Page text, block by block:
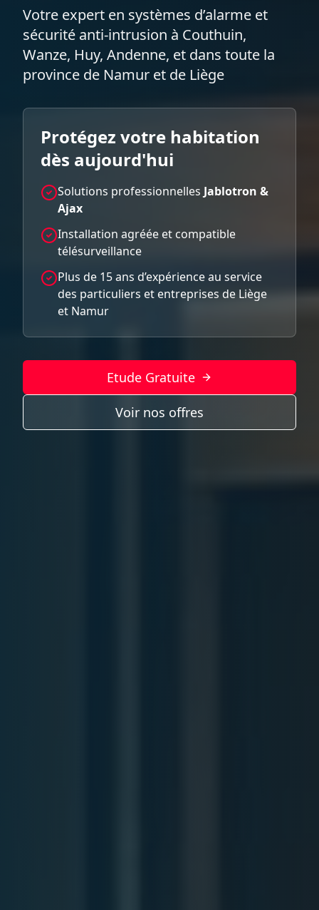
Votre expert en systèmes d’alarme et
sécurité anti-intrusion à Couthuin,
Wanze, Huy, Andenne, et dans toute la
province de Namur et de Liège
Protégez votre habitation
dès aujourd'hui
Solutions professionnelles Jablotron &
Ajax
Installation agréée et compatible
télésurveillance
Plus de 15 ans d’expérience au service
des particuliers et entreprises de Liège
et Namur
Etude Gratuite
Voir nos offres